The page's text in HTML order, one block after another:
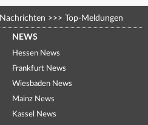
Nachrichten >>> Top-Meldungen
NEWS
Hessen News
Frankfurt News
Wiesbaden News
Mainz News
Kassel News